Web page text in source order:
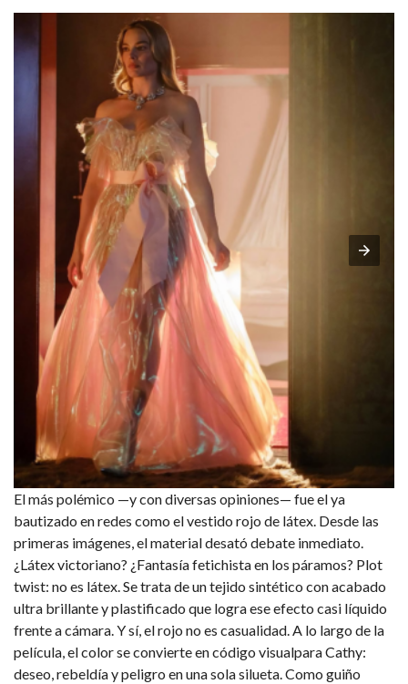
El más polémico —y con diversas opiniones— fue el ya
bautizado en redes como elvestido rojo de látex. Desde las
primeras imágenes, el material desató debate inmediato.
¿Látex victoriano? ¿Fantasía fetichista en los páramos? Plot
twist: no es látex. Se trata de untejido sintético con acabado
ultra brillante y plastificado que logra ese efecto casi líquido
frente a cámara. Y sí, elrojo no es casualidad. A lo largo de la
película, el color se convierte encódigo visualpara Cathy:
deseo, rebeldía y peligro en una sola silueta. Como guiño